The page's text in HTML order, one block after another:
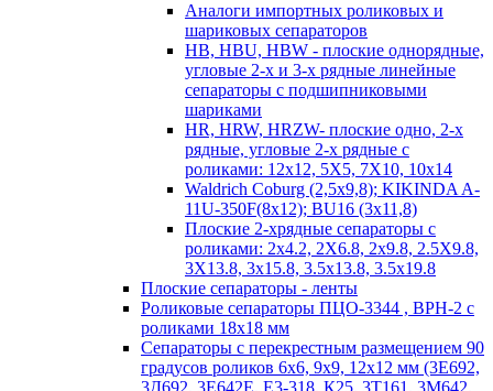
Аналоги импортных роликовых и
шариковых сепараторов
HB, HBU, HBW - плоские однорядные,
угловые 2-х и 3-х рядные линейные
сепараторы с подшипниковыми
шариками
HR, HRW, HRZW- плоские одно, 2-х
рядные, угловые 2-х рядные с
роликами: 12х12, 5X5, 7X10, 10х14
Waldrich Coburg (2,5х9,8); KIKINDA A-
11U-350F(8х12); BU16 (3х11,8)
Плоские 2-хрядные сепараторы с
роликами: 2х4.2, 2X6.8, 2х9.8, 2.5X9.8,
3X13.8, 3х15.8, 3.5х13.8, 3.5х19.8
Плоские сепараторы - ленты
Роликовые сепараторы ПЦО-3344 , ВРН-2 с
роликами 18х18 мм
Сепараторы с перекрестным размещением 90
градусов роликов 6х6, 9х9, 12х12 мм (3Е692,
3Д692, 3Е642Е, Е3-318, К25, 3Т161, 3М642,